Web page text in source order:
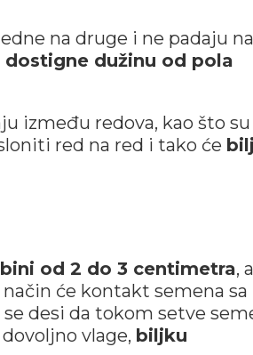
na druge i ne padaju na
dostigne dužinu od pola
između redova, kao što su
red na red i tako će
od 2 do 3 centimetra, a
će kontakt semena sa
desi da tokom setve
vlage, biljku